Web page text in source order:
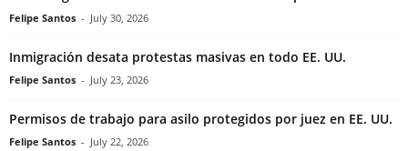
Felipe Santos - July 30, 2026
Inmigración desata protestas masivas en todo EE. UU.
Felipe Santos - July 23, 2026
Permisos de trabajo para asilo protegidos por juez en EE. UU.
Felipe Santos - July 22, 2026